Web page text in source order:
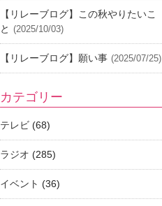
【リレーブログ】この秋やりたいこ
と (2025/10/03)
【リレーブログ】願い事 (2025/07/25)
カテゴリー
テレビ (68)
ラジオ (285)
イベント (36)